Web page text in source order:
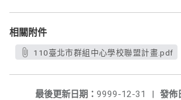
相關附件
110臺北市群組中心學校聯盟計畫.pdf
發佈
最後更新日期： 9999-12-31
|